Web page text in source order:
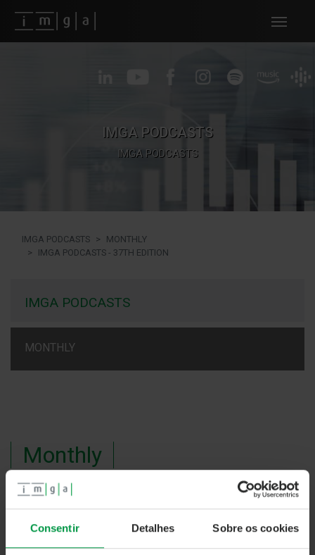
Consentir Detalhes Sobre os cookies
Fundos imga
IMGA PODCASTS
IMGA PODCASTS
IMGA PODCASTS
MONTHLY
IMGA PODCASTS - 37TH EDITION
IMGA PODCASTS
MONTHLY
Monthly
#37- The Future of Portugal's Golden Visa: What's
Next?